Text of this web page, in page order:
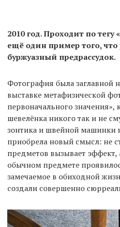
2010 год. Проходит по тегу
ещё один пример того, что
буржуазный предрассудок.
Фотография была заглавной
выставке метафизической
первоначального значения»,
шевелёнка никого так и не
зонтика и швейной машинки
приобрела новый смысл: не
предметов вызывает
обычном предмете
замечаемое в обиходной
создали совершенно